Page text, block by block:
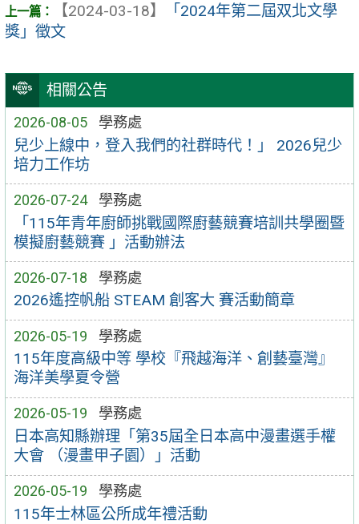
相關公告
2026-08-05 學務處
兒少上線中，登入我們的社群時代！」 2026兒少
培力工作坊
2026-07-24 學務處
「115年青年廚師挑戰國際廚藝競賽培訓共學圈暨
模擬廚藝競賽 」活動辦法
2026-07-18 學務處
2026遙控帆船 STEAM 創客大 賽活動簡章
2026-05-19 學務處
115年度高級中等 學校『飛越海洋、創藝臺灣』
海洋美學夏令營
2026-05-19 學務處
日本高知縣辦理「第35屆全日本高中漫畫選手權
大會 （漫畫甲子園）」活動
2026-05-19 學務處
115年士林區公所成年禮活動
【2024-03-18】
「2024年第二屆双北文學
獎」徵文